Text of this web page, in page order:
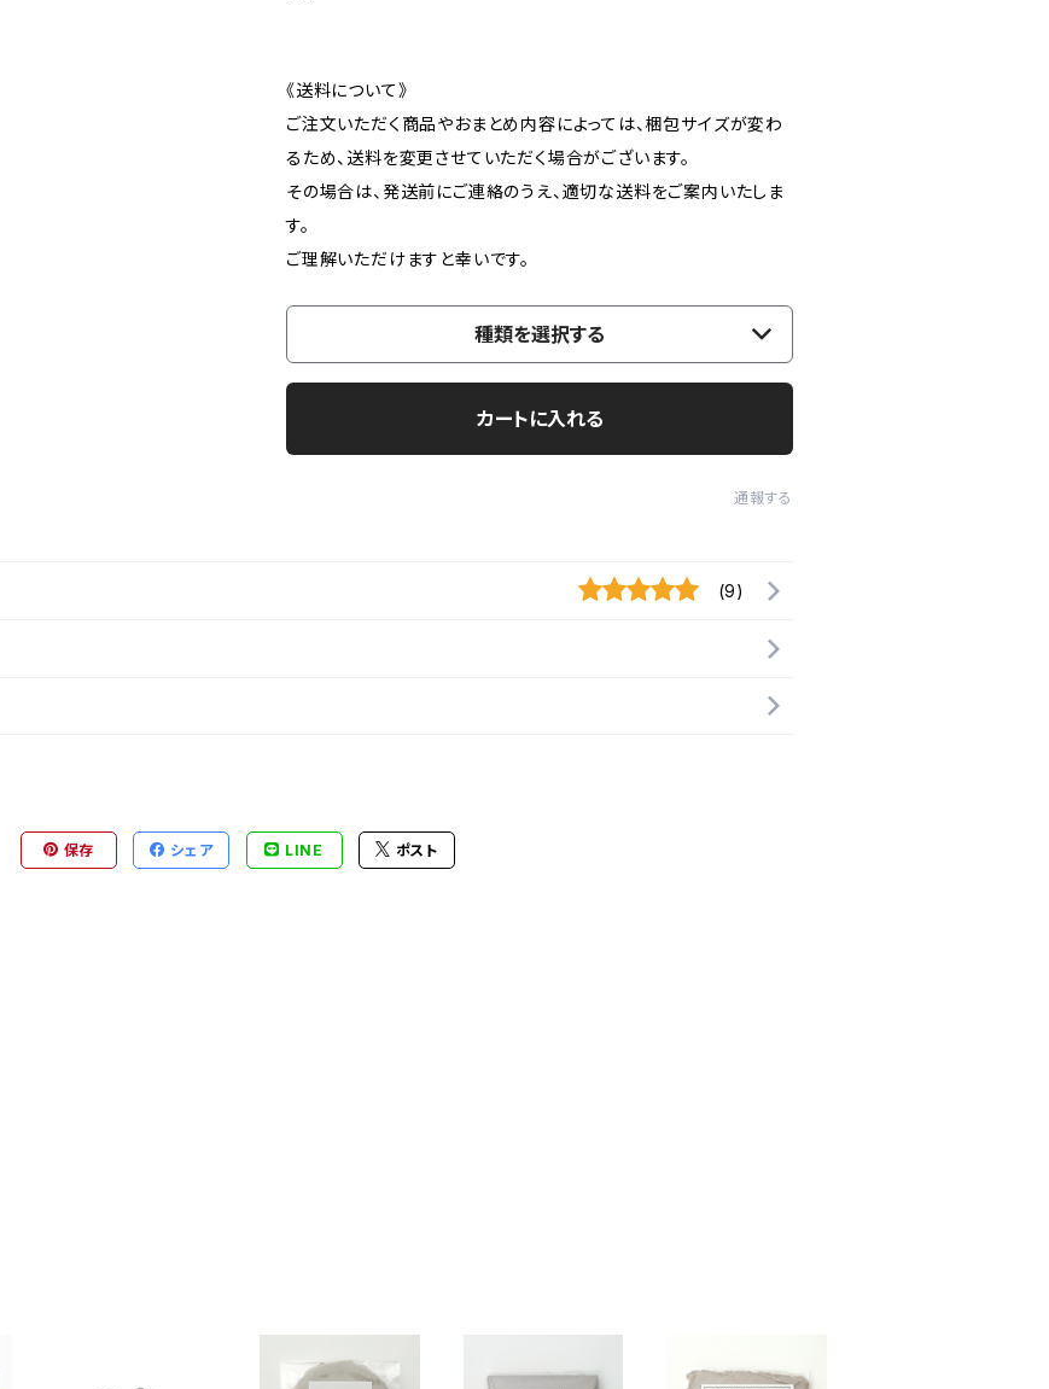
《送料について》
ご注文いただく商品やおまとめ内容によっては、梱包サイズが変わ
るため、送料を変更させていただく場合がございます。
その場合は、発送前にご連絡のうえ、適切な送料をご案内いたしま
す。
ご理解いただけますと幸いです。
種類を選択する
カートに入れる
通報する
(9)
保存 シェア LINE ポスト